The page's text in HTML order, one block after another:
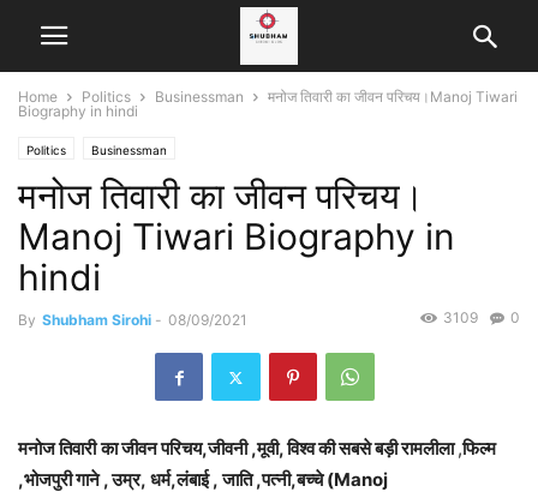
Home Politics Businessman
मनोज तिवारी का जीवन परिचय।Manoj Tiwari
Biography in hindi
Politics Businessman
मनोज तिवारी का जीवन परिचय।
Manoj Tiwari Biography in
hindi
By Shubham Sirohi - 08/09/2021 0
3109
मनोज तिवारी का जीवन परिचय,जीवनी ,मूवी, विश्व की सबसे बड़ी रामलीला,फिल्म
,भोजपुरी गाने , उम्र, धर्म,लंबाई ,जाति ,पत्नी,बच्चे (Manoj